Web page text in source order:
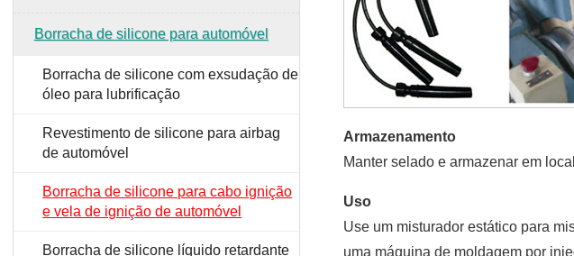
Armazenamento
Manter selado e armazenar em
Uso
Use um misturador estático para
uma máquina de moldagem por
Borracha de silicone para automóvel
Borracha de silicone com exsudação de
óleo para lubrificação
Revestimento de silicone para airbag
de automóvel
Borracha de silicone para cabo ignição
e vela de ignição de automóvel
Borracha de silicone líquido retardante